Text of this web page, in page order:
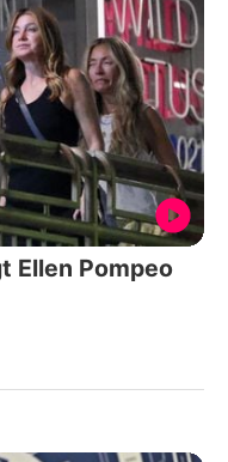
Ellen Pompeo